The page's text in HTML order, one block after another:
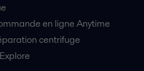
en ligne Anytime
centrifuge